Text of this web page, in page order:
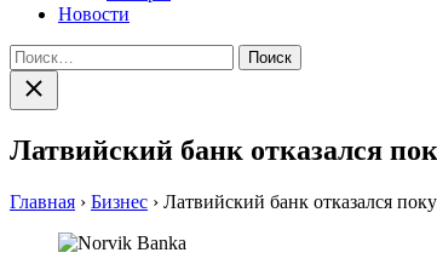
Новости
Найти:
Закрыть
поиск
Латвийский банк отказался
Главная › Бизнес › Латвийский банк отказался